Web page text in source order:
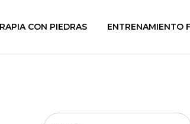
CON PIEDRAS ENTRENAMIENTO